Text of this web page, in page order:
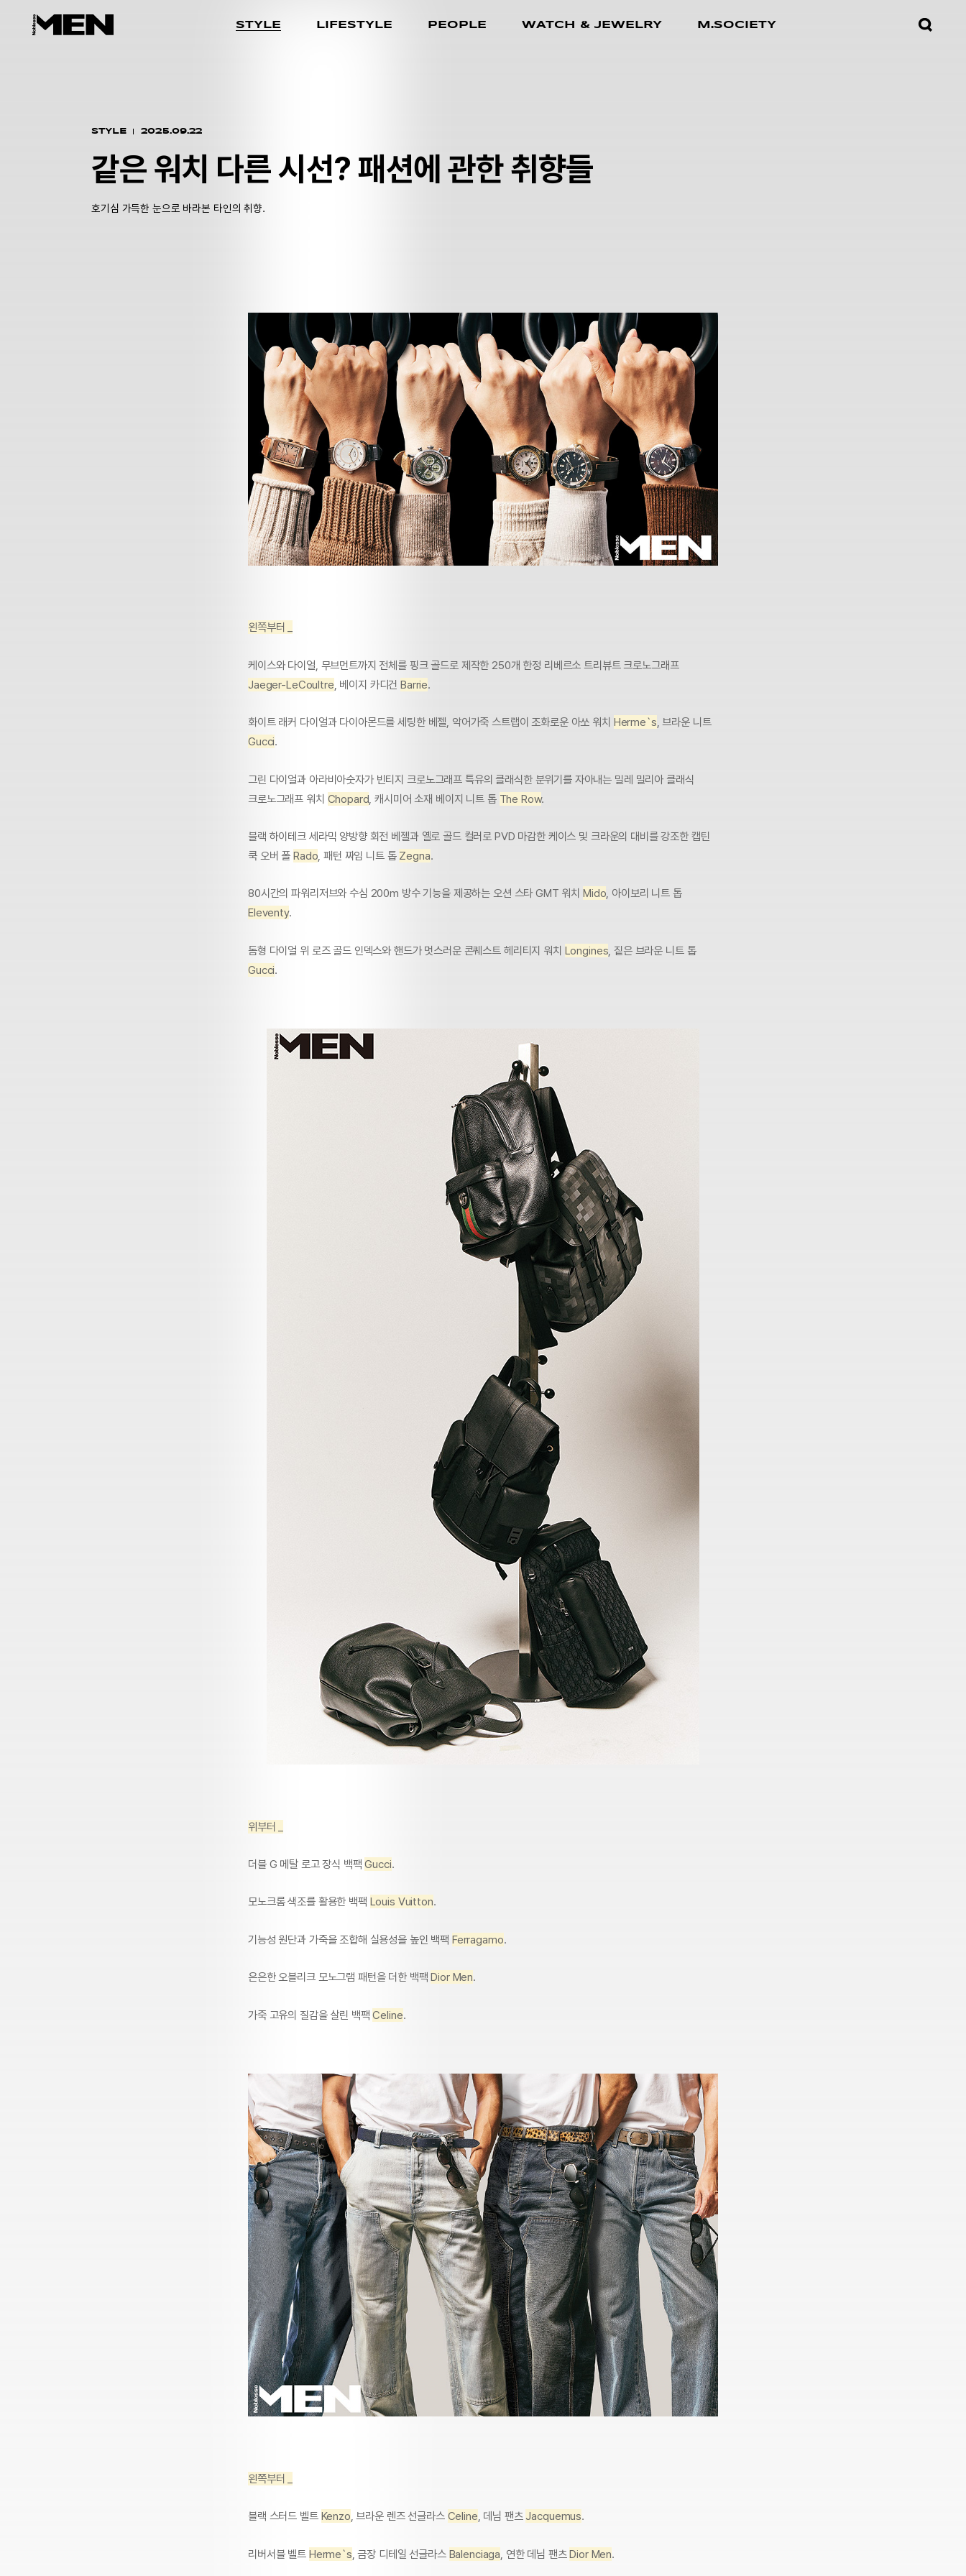
STYLE LIFESTYLE PEOPLE WATCH & JEWELRY M.SOCIETY
STYLE 2025.09.22
같은 워치 다른 시선? 패션에 관한 취향들
호기심 가득한 눈으로 바라본 타인의 취향.
왼쪽부터 _
케이스와 다이얼, 무브먼트까지 전체를 핑크 골드로 제작한 250개 한정 리베르소 트리뷰트 크로노그래프
Jaeger-LeCoultre , 베이지 카디건Barrie.
화이트 래커 다이얼과 다이아몬드를 세팅한 베젤, 악어가죽 스트랩이 조화로운 아쏘 워치 Herme`s, 브라운 니트
Gucci.
그린 다이얼과 아라비아숫자가 빈티지 크로노그래프 특유의 클래식한 분위기를 자아내는 밀레 밀리아 클래식
크로노그래프 워치 Chopard , 캐시미어 소재 베이지 니트 톱 The Row.
블랙 하이테크 세라믹 양방향 회전 베젤과 옐로 골드 컬러로 PVD 마감한 케이스 및 크라운의 대비를 강조한 캡틴
쿡 오버 폴 Rado, 패턴 짜임 니트 톱 Zegna.
80시간의 파워리저브와 수심 200m 방수 기능을 제공하는 오션 스타 GMT 워치 Mido, 아이보리 니트 톱
Eleventy.
돔형 다이얼 위 로즈 골드 인덱스와 핸드가 멋스러운 콘퀘스트 헤리티지 워치 Longines, 짙은 브라운 니트 톱
Gucci.
위부터 _
더블 G 메탈 로고 장식 백팩Gucci.
모노크롬 색조를 활용한 백팩 Louis Vuitton.
기능성 원단과 가죽을 조합해 실용성을 높인 백팩 Ferragamo.
은은한 오블리크 모노그램 패턴을 더한 백팩Dior Men.
가죽 고유의 질감을 살린 백팩Celine.
왼쪽부터 _
블랙 스터드 벨트 Kenzo, 브라운 렌즈 선글라스 Celine, 데님 팬츠 Jacquemus.
리버서블 벨트 Herme`s, 금장 디테일 선글라스 Balenciaga, 연한 데님 팬츠Dior Men.